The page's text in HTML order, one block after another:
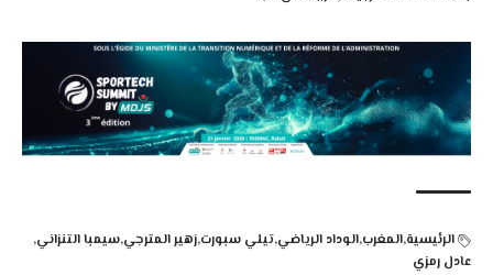
الرئيسيةالمغربالوداد الرياضيتيلي سبورتزهير المترجيسيمبا التنزاني
عادل رمزي